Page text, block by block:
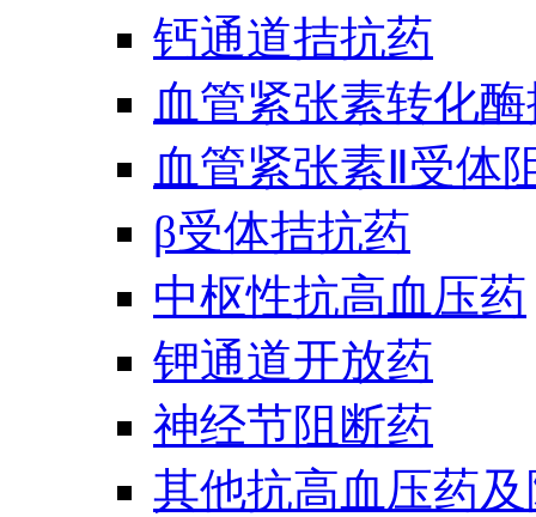
钙通道拮抗药
血管紧张素转化
血管紧张素Ⅱ受体
β受体拮抗药
中枢性抗高血压药
钾通道开放药
神经节阻断药
其他抗高血压药